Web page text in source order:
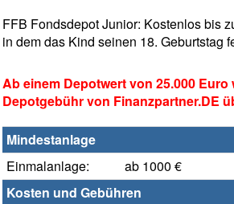
FFB Fondsdepot Junior: Kostenlos bis
in dem das Kind seinen 18. Geburtstag
Ab einem Depotwert von 25.000 Euro
Depotgebühr von Finanzpartner.DE
Mindestanlage
Einmalanlage:
ab 1000 €
Kosten und Gebühren